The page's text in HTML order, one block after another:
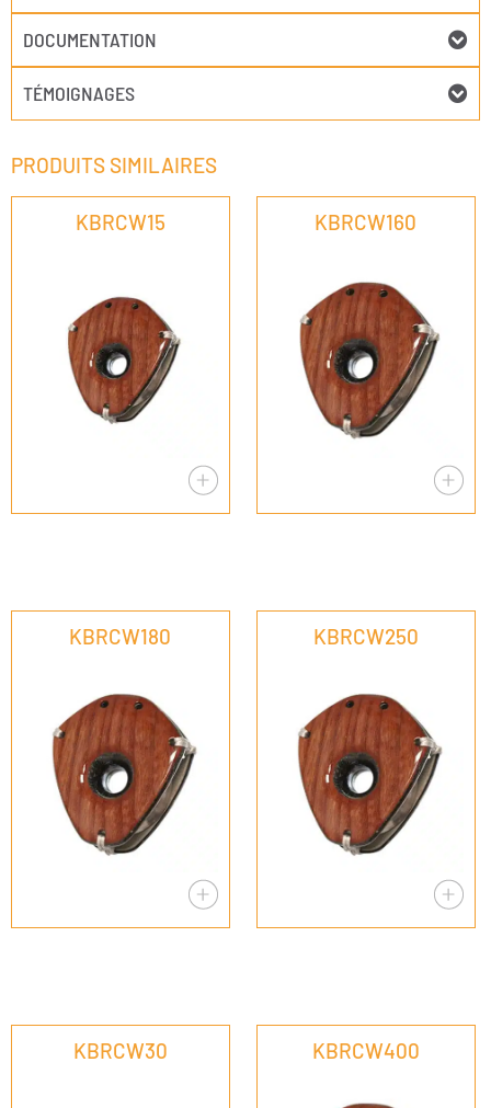
DOCUMENTATION
TÉMOIGNAGES
PRODUITS SIMILAIRES
KBRCW15 KBRCW160
KBRCW180 KBRCW250
KBRCW30 KBRCW400